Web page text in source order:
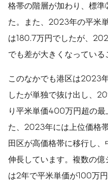
格帯の階層が加わり、標
た。また、2023年の平米
は180.7万円でしたが、
でも差が大きくなっている
このなかでも港区は2023
したが単独で抜け出し、
り平米単価400万円超の最
た、2023年には上位価格
田区が高価格帯に移行し
伸長しています。複数の
は2年で平米単価が100万